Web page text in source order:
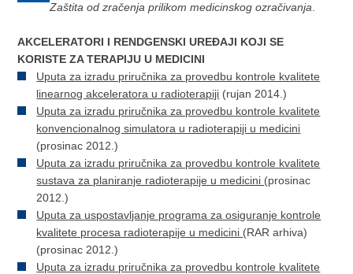
Zaštita od zračenja prilikom medicinskog ozračivanja
AKCELERATORI I RENDGENSKI UREĐAJI KOJI SE
KORISTE ZA TERAPIJU U MEDICINI
Uputa za izradu priručnika za provedbu kontrole kvalitete
linearnog akceleratora u radioterapiji (rujan 2014.)
Uputa za izradu priručnika za provedbu kontrole kvalitete
konvencionalnog simulatora u radioterapiji u medicini
(prosinac 2012.)
Uputa za izradu priručnika za provedbu kontrole kvalitete
sustava za planiranje radioterapije u medicini (prosinac
2012.)
Uputa za uspostavljanje programa za osiguranje kontrole
kvalitete procesa radioterapije u medicini (RAR arhiva)
(prosinac 2012.)
Uputa za izradu priručnika za provedbu kontrole kvalitete